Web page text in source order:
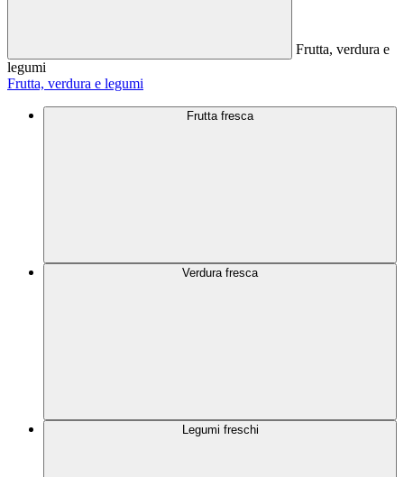
Frutta, verdura e
legumi
Frutta, verdura e legumi
Frutta fresca
Verdura fresca
Legumi freschi